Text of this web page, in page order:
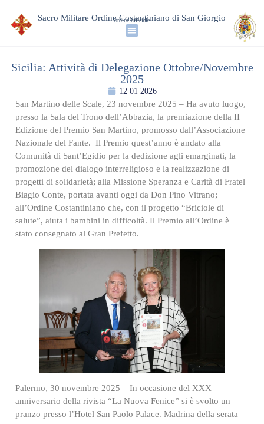
Sacro Militare Ordine Costantiniano di San Giorgio
ordine ufficiale
Sicilia: Attività di Delegazione Ottobre/Novembre
2025
12 01 2026
San Martino delle Scale, 23 novembre 2025 – Ha avuto luogo,
presso la Sala del Trono dell’Abbazia, la premiazione della II
Edizione del Premio San Martino, promosso dall’Associazione
Nazionale del Fante. Il Premio quest’anno è andato alla
Comunità di Sant’Egidio per la dedizione agli emarginati, la
promozione del dialogo interreligioso e la realizzazione di
progetti di solidarietà; alla Missione Speranza e Carità di Fratel
Biagio Conte, portata avanti oggi da Don Pino Vitrano;
all’Ordine Costantiniano che, con il progetto “Briciole di
salute”, aiuta i bambini in difficoltà. Il Premio all’Ordine è
stato consegnato al Gran Prefetto.
Palermo, 30 novembre 2025 – In occasione del XXX
anniversario della rivista “La Nuova Fenice” si è svolto un
pranzo presso l’Hotel San Paolo Palace. Madrina della serata